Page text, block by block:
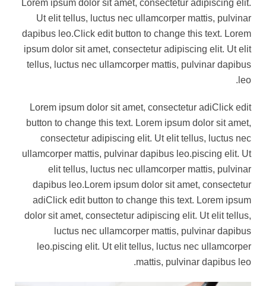
Lorem ipsum dolor sit amet, consectetur adipiscing elit.
Ut elit tellus, luctus nec ullamcorper mattis, pulvinar
dapibus leo.Click edit button to change this text. Lorem
ipsum dolor sit amet, consectetur adipiscing elit. Ut elit
tellus, luctus nec ullamcorper mattis, pulvinar dapibus
leo.
Lorem ipsum dolor sit amet, consectetur adiClick edit
button to change this text. Lorem ipsum dolor sit amet,
consectetur adipiscing elit. Ut elit tellus, luctus nec
ullamcorper mattis, pulvinar dapibus leo.piscing elit. Ut
elit tellus, luctus nec ullamcorper mattis, pulvinar
dapibus leo.Lorem ipsum dolor sit amet, consectetur
adiClick edit button to change this text. Lorem ipsum
dolor sit amet, consectetur adipiscing elit. Ut elit tellus,
luctus nec ullamcorper mattis, pulvinar dapibus
leo.piscing elit. Ut elit tellus, luctus nec ullamcorper
mattis, pulvinar dapibus leo.